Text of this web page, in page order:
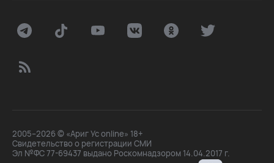
2005–2026 © «Ариг Ус online» 18+
Свидетельство о регистрации СМИ
Эл №ФС 77-69437 выдано Роскомнадзором 14.04.2017 г.